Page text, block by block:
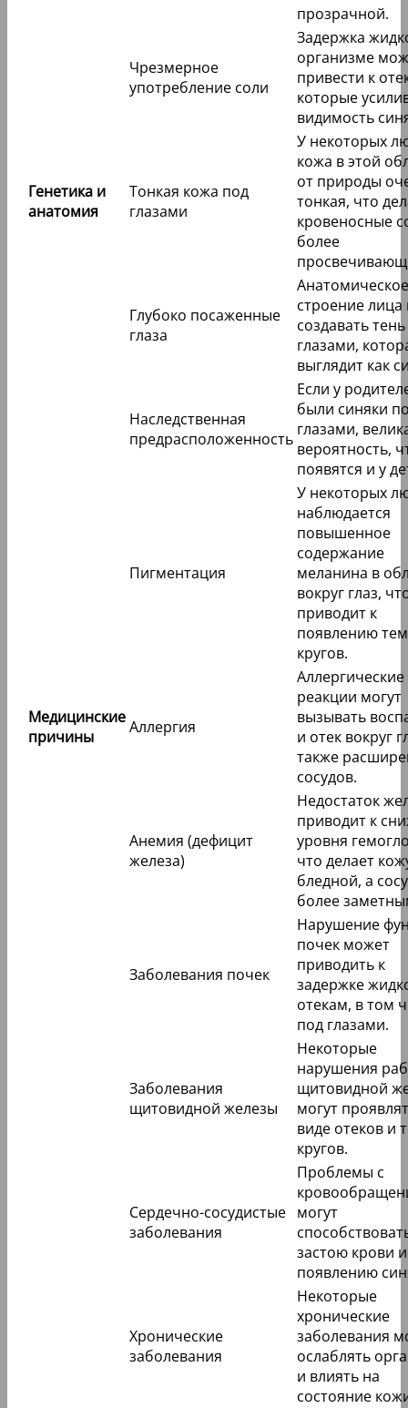
прозрачной.
Чрезмерное
употребление соли
Задержка
организме
привести к
которые
видимость
Генетика и
анатомия
Тонкая кожа под
глазами
У некоторых
кожа в этой
от природы
тонкая, что
кровеносные
более
Глубоко посаженные
глаза
Анатомическое
строение
создавать
глазами,
выглядит как
Наследственная
предрасположенность
Если у
были синяки
глазами,
вероятность,
появятся и у
Пигментация
У некоторых
наблюдается
повышенное
содержание
меланина в
вокруг глаз,
приводит к
появлению
кругов.
Медицинские
причины
Аллергия
Аллергические
реакции могут
вызывать
и отек вокруг
также
сосудов.
Анемия (дефицит
железа)
Недостаток
приводит к
уровня
что делает
бледной, а
более
Заболевания почек
Нарушение
почек может
приводить к
задержке
отекам, в том
под глазами.
Заболевания
щитовидной железы
Некоторые
нарушения
щитовидной
могут
виде отеков и
кругов.
Сердечно-сосудистые
заболевания
Проблемы с
могут
застою крови и
появлению
Хронические
заболевания
Некоторые
хронические
заболевания
ослаблять
и влиять на
состояние